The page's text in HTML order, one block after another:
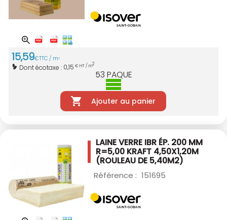
15,59€TTC / m2
Dont écotaxe : 0,15 € HT / m2
53 PAQUE
Ajouter au panier
LAINE VERRE IBR ÉP. 200 MM
R=5,00 KRAFT 4,50X1,20M
(ROULEAU DE 5,40M2)
Référence : 151695